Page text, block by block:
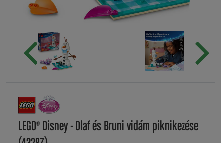
LEGO® Disney - Olaf és Bruni vidám piknikezése